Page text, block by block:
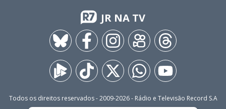
JR NA TV
Todos os direitos reservados - 2009-2026- Rádio e Televisão Record S.A